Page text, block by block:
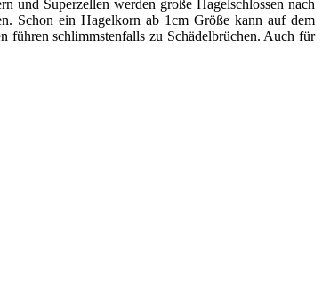
Superzellen werden große Hagelschlossen nach
Schon ein Hagelkorn ab 1cm Größe kann auf dem
führen schlimmstenfalls zu Schädelbrüchen. Auch für